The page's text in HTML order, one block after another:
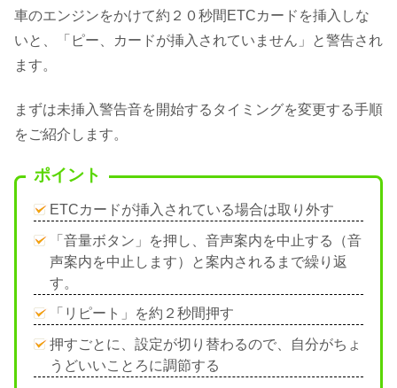
車のエンジンをかけて約２０秒間ETCカードを挿入しな
いと、「ピー、カードが挿入されていません」と警告され
ます。
まずは未挿入警告音を開始するタイミングを変更する手順
をご紹介します。
ポイント
ETCカードが挿入されている場合は取り外す
「音量ボタン」を押し、音声案内を中止する（音
声案内を中止します）と案内されるまで繰り返
す。
「リピート」を約２秒間押す
押すごとに、設定が切り替わるので、自分がちょ
うどいいことろに調節する